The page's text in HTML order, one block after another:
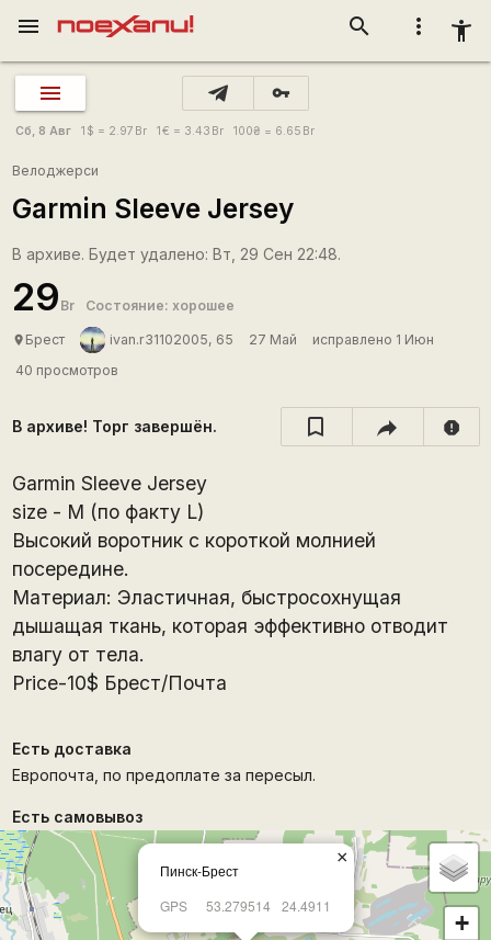
more_vert accessibility_new
search
menu
vpn_key
Сб, 8 Авг 1 $ = 2.97 Br 1€ = 3.43 Br 100₴ = 6.65 Br
Велоджерси
Garmin Sleeve Jersey
В архиве. Будет удалено: Вт, 29 Сен 22:48.
29 Br Состояние: хорошее
place Брест ivan.r31102005, 65 27 Май
исправлено 1 Июн
40 просмотров
В архиве! Торг завершён. report
Garmin Sleeve Jersey
size - M (по факту L)
Высокий воротник с короткой молнией
посередине.
Материал: Эластичная, быстросохнущая
дышащая ткань, которая эффективно отводит
влагу от тела.
Price-10$ Брест/Почта
Есть доставка
Европочта, по предоплате за пересыл.
Есть самовывоз
Пинск-Брест
GPS
53.279514 24.4911
×
+